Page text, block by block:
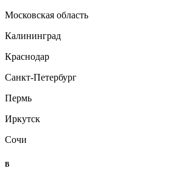
Московская область
Калининград
Краснодар
Санкт-Петербург
Пермь
Иркутск
Сочи
B